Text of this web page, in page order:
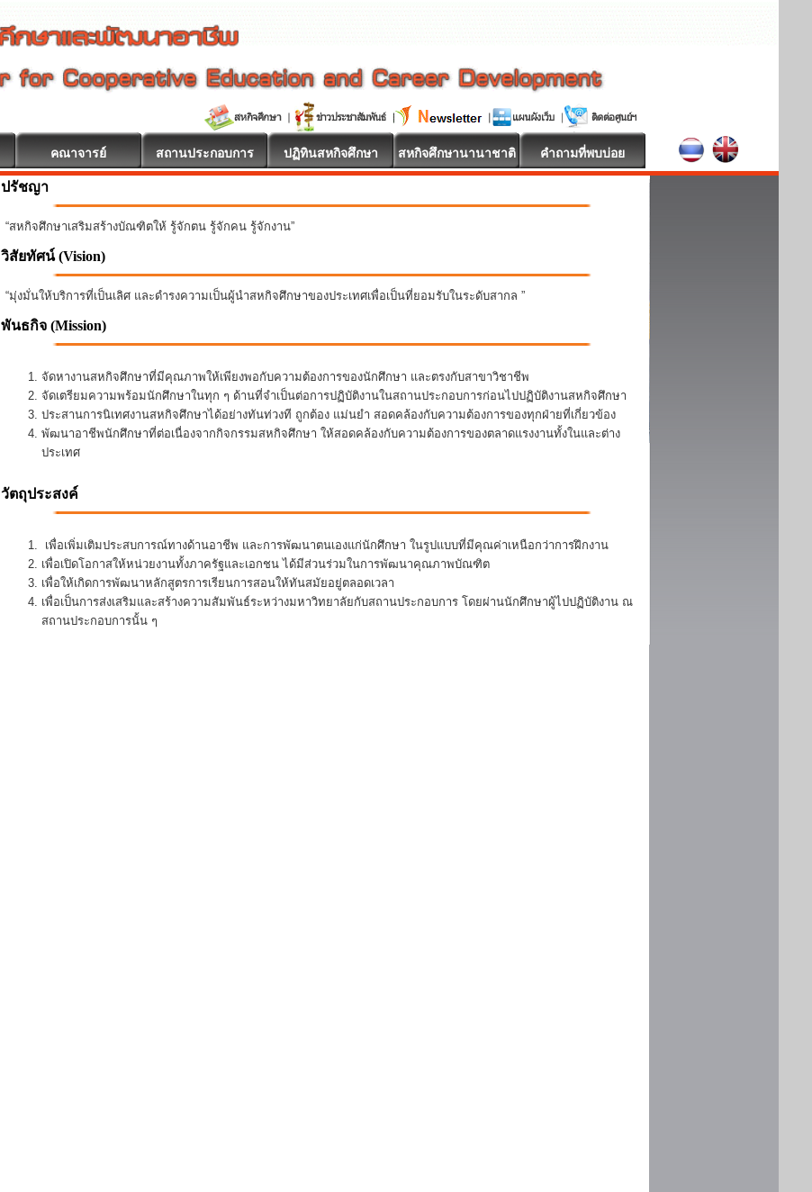
คณาจารย์ สถานประกอบการ ปฏิทินสหกิจศึกษา สหกิจศึกษานานาชาติ คำถามที่พบบ่อย
ปรัชญา
“สหกิจศึกษาเสริมสร้างบัณฑิตให้ รู้จักตน รู้จักคน รู้จักงาน”
วิสัยทัศน์ (Vision)
“มุ่งมั่นให้บริการที่เป็นเลิศ และดำรงความเป็นผู้นำสหกิจศึกษาของประเทศเพื่อเป็นที่ยอมรับในระดับสากล ”
พันธกิจ (Mission)
จัดหางานสหกิจศึกษาที่มีคุณภาพให้เพียงพอกับความต้องการของนักศึกษา และตรงกับสาขาวิชาชีพ
จัดเตรียมความพร้อมนักศึกษาในทุก ๆ ด้านที่จำเป็นต่อการปฏิบัติงานในสถานประกอบการก่อนไปปฏิบัติงานสหกิจศึกษา
ประสานการนิเทศงานสหกิจศึกษาได้อย่างทันท่วงที ถูกต้อง แม่นยำ สอดคล้องกับความต้องการของทุกฝ่ายที่เกี่ยวข้อง
พัฒนาอาชีพนักศึกษาที่ต่อเนื่องจากกิจกรรมสหกิจศึกษา ให้สอดคล้องกับความต้องการของตลาดแรงงานทั้งในและต่าง
ประเทศ
วัตถุประสงค์
เพื่อเพิ่มเติมประสบการณ์ทางด้านอาชีพ และการพัฒนาตนเองแก่นักศึกษา ในรูปแบบที่มีคุณค่าเหนือกว่าการฝึกงาน
เพื่อเปิดโอกาสให้หน่วยงานทั้งภาครัฐและเอกชน ได้มีส่วนร่วมในการพัฒนาคุณภาพบัณฑิต
เพื่อให้เกิดการพัฒนาหลักสูตรการเรียนการสอนให้ทันสมัยอยู่ตลอดเวลา
เพื่อเป็นการส่งเสริมและสร้างความสัมพันธ์ระหว่างมหาวิทยาลัยกับสถานประกอบการ โดยผ่านนักศึกษาผู้ไปปฏิบัติงาน ณ
สถานประกอบการนั้น ๆ